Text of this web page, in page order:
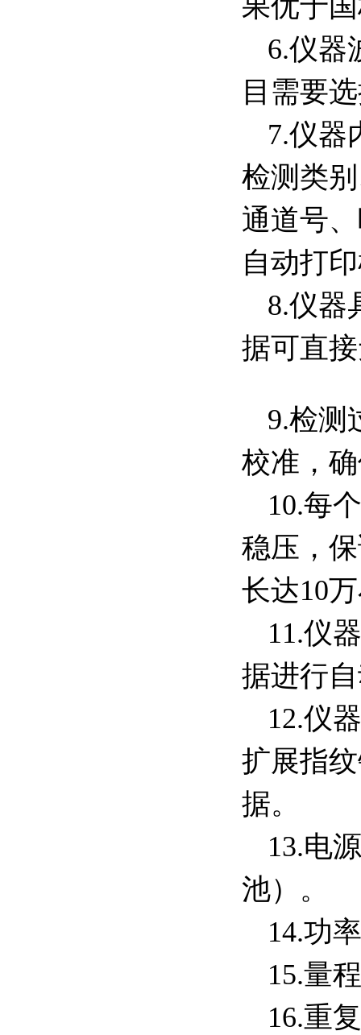
果优于
6.仪器
目需要
7.仪器
检测类
通道号
自动打
8.仪器
据可直
9.检测
校准，
10.每
稳压，
长达10
11.仪
据进行
12.仪
扩展指
据。
13.电
池）。
14.功
15.量
16.重